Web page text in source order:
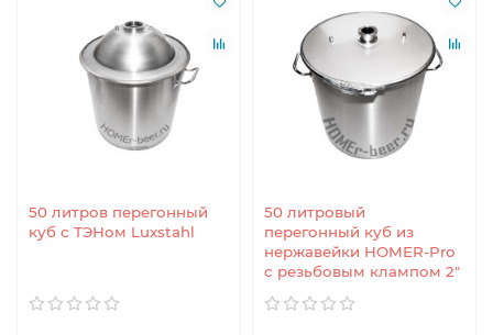
50 литров перегонный
куб с ТЭНом Luxstahl
50 литровый
перегонный куб из
нержавейки HOMER-Pro
с резьбовым клампом 2"